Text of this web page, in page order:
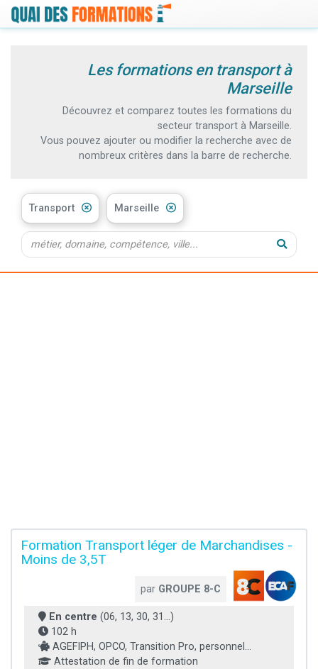
Les formations en transport à
Marseille
Découvrez et comparez toutes les formations du
secteur transport à Marseille.
Vous pouvez ajouter ou modifier la recherche avec de
nombreux critères dans la barre de recherche.
Transport Marseille
Formation Transport léger de Marchandises -
Moins de 3,5T
par GROUPE 8-C
En centre (06, 13, 30, 31...)
102 h
AGEFIPH, OPCO, Transition Pro, personnel...
Attestation de fin de formation